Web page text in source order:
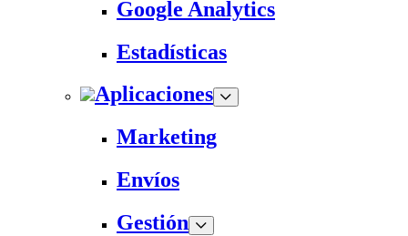
Google Analytics
Estadísticas
Aplicaciones
Marketing
Envíos
Gestión